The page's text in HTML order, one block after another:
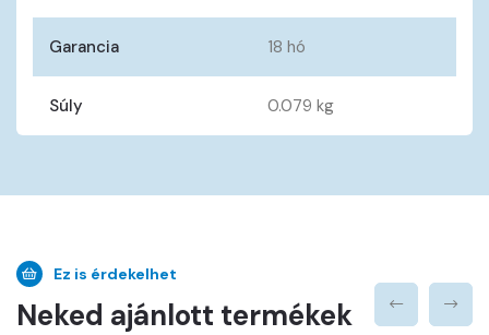
Garancia 18 hó
Súly 0.079 kg
Ez is érdekelhet
Neked ajánlott termékek